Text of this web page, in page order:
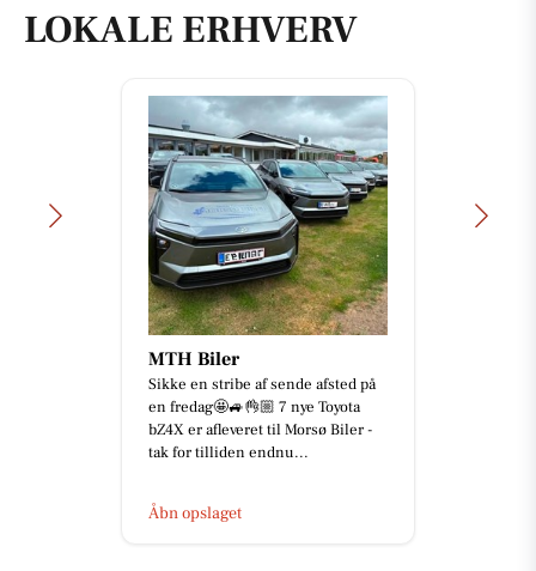
LOKALE ERHVERV
MTH Biler
Sikke en stribe af sende afsted på
en fredag🤩🚙👌🏼 7 nye Toyota
bZ4X er afleveret til Morsø Biler -
tak for tilliden endnu...
Åbn opslaget